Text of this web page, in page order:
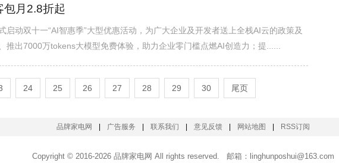
月2.8折起
动双十一“AI智惠季”大型优惠活动，为广大企业及开发者送上全栈AI云的政策及
出7000万tokens大模型免费体验，助力企业零门槛点燃AI创造力；提......
24 25 26 27 28 29 30 尾页
品牌家电网 广告服务 联系我们 意见反馈 网站地图 RSS订阅
Copyright © 2016-2026 品牌家电网 All rights reserved. 邮箱：linghunposhui@163.com